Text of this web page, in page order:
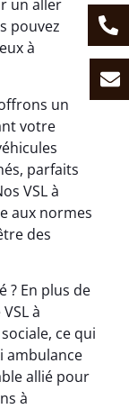
un aller
pouvez
à
un
votre
parfaits
VSL à
aux normes
des
? En plus de
à
ce qui
ambulance
allié pour
à